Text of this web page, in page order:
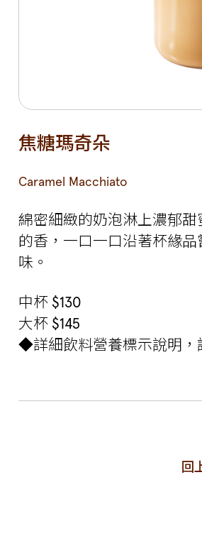
焦糖瑪奇朵
Caramel Macchiato
綿密細緻的奶泡淋上濃郁
的香，一口一口沿著杯緣
味。
中杯 $130
大杯 $145
◆詳細飲料營養標示說明，
回